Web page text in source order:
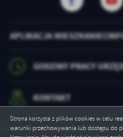
Strona korzysta z plików cookies w celu
warunki przechowywania lub dostępu do
APLIKACJA
GODZINY PRACY
KONTAKT